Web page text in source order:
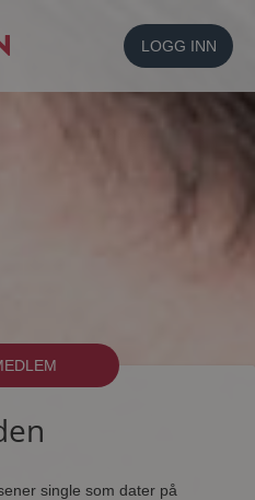
LOGG INN
single som dater på